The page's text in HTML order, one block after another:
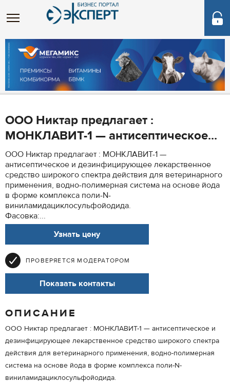
ООО Никтар предлагает :
МОНКЛАВИТ-1 — антисептическое...
ООО Никтар предлагает : МОНКЛАВИТ-1 —
антисептическое и дезинфицирующее лекарственное
средство широкого спектра действия для ветеринарного
применения, водно-полимерная система на основе йода
в форме комплекса поли-N-
виниламидациклосульфойодида.
Фасовка:...
Узнать цену
ПРОВЕРЯЕТСЯ МОДЕРАТОРОМ
Показать контакты
ОПИСАНИЕ
ООО Никтар предлагает : МОНКЛАВИТ-1 — антисептическое и
дезинфицирующее лекарственное средство широкого спектра
действия для ветеринарного применения, водно-полимерная
система на основе йода в форме комплекса поли-N-
виниламидациклосульфойодида.